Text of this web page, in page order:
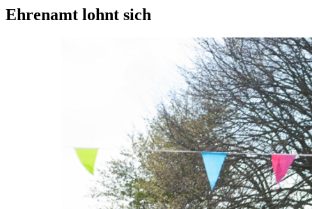
Ehrenamt lohnt sich